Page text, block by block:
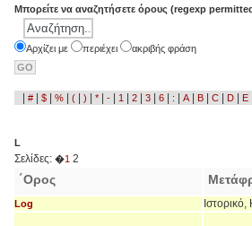
Μπορείτε να αναζητήσετε όρους (regexp
Aρχίζει με περιέχει ακριβής φράση
| # | $ | % | ( | ) | * | - | 1 | 2 | 3 | 6 | : | A | B | C | D | E
L
Σελίδες: �1 2
΄Ορος
Log